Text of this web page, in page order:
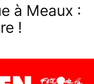
à Meaux :
!